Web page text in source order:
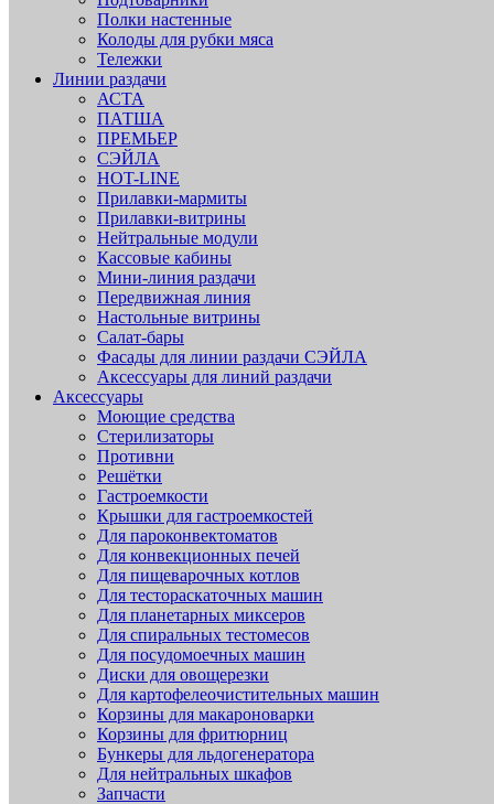
Полки настенные
Колоды для рубки мяса
Тележки
Линии раздачи
АСТА
ПАТША
ПРЕМЬЕР
СЭЙЛА
HOT-LINE
Прилавки-мармиты
Прилавки-витрины
Нейтральные модули
Кассовые кабины
Мини-линия раздачи
Передвижная линия
Настольные витрины
Салат-бары
Фасады для линии раздачи СЭЙЛА
Аксессуары для линий раздачи
Аксессуары
Моющие средства
Стерилизаторы
Противни
Решётки
Гастроемкости
Крышки для гастроемкостей
Для пароконвектоматов
Для конвекционных печей
Для пищеварочных котлов
Для тестораскаточных машин
Для планетарных миксеров
Для спиральных тестомесов
Для посудомоечных машин
Диски для овощерезки
Для картофелеочистительных машин
Корзины для макароноварки
Корзины для фритюрниц
Бункеры для льдогенератора
Для нейтральных шкафов
Запчасти